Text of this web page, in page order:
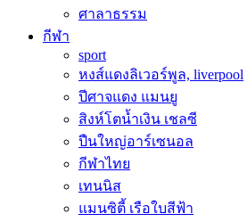
ศาลาธรรม
กีฬา
sport
หงส์แดงลิเวอร์พูล, liverpool
ปีศาจแดง แมนยู
สิงห์โตน้ำเงิน เชลซี
ปืนใหญ่อาร์เซนอล
กีฬาไทย
เทนนิส
แมนซิตี้ เรือใบสีฟ้า